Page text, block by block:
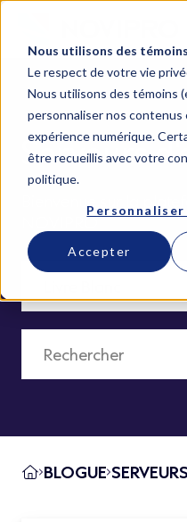
Nous utilisons des témoins
Le respect de votre vie
Nous utilisons des témoins
personnaliser nos
expérience numérique.
être recueillis avec votre
politique.
Accepter
Serveurs
Bienvenue sur la
NOVIPRO
BLOGUE